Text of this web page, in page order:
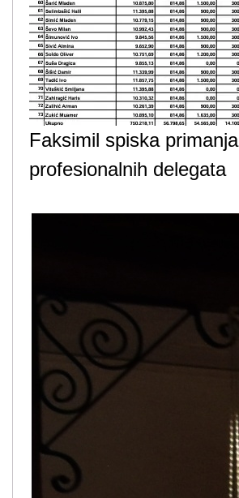
Faksimil spiska primanja
profesionalnih delegata